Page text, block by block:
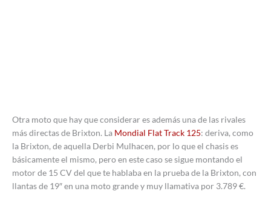
Otra moto que hay que considerar es además una de las rivales
más directas de Brixton. La Mondial Flat Track 125: deriva, como
la Brixton, de aquella Derbi Mulhacen, por lo que el chasis es
básicamente el mismo, pero en este caso se sigue montando el
motor de 15 CV del que te hablaba en la prueba de la Brixton, con
llantas de 19″ en una moto grande y muy llamativa por 3.789 €.